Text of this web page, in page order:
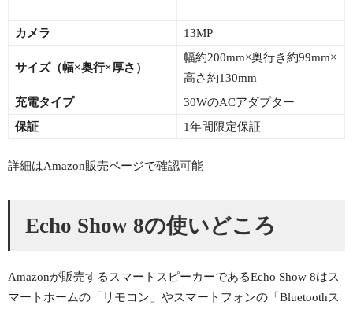
カメラ 13MP
サイズ（幅×奥行×厚さ）
幅約200mm×奥行き約99mm×
高さ約130mm
充電タイプ
30WのACアダプター
保証
1年間限定保証
詳細はAmazon販売ページで確認可能
Echo Show 8の使いどころ
Amazonが販売するスマートスピーカーであるEcho Show 8はス
マートホームの「リモコン」やスマートフォンの「Bluetoothス